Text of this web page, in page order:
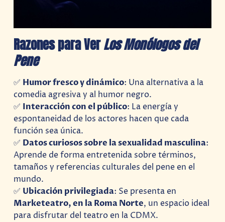
Razones para VerLos Monólogos del
Pene
✅ Humor fresco y dinámico: Una alternativa a la
comedia agresiva y al humor negro.
✅ Interacción con el público: La energía y
espontaneidad de los actores hacen que cada
función sea única.
✅ Datos curiosos sobre la sexualidad masculina:
Aprende de forma entretenida sobre términos,
tamaños y referencias culturales del pene en el
mundo.
✅ Ubicación privilegiada: Se presenta en
Marketeatro, en la Roma Norte, un espacio ideal
para disfrutar del teatro en la CDMX.